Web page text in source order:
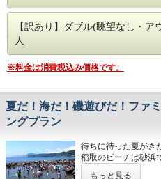
※2026年7月
(土)のご宿泊は
■ご夕食
旬の素材にこ
グ料理
題！
※夕食時間は当
動する為、詳
お問合せ下さい。
おきください。
■ご夕食
旬の素材にこだわっ
さらに、アルコール
いお時間については
（0570-036-780）
■ご朝食
和洋のバイキング
ント近くまでお車で
マイクロバス（中型
お問合せ下さい。
【訳あり】ダブル(眺望なし・ア
人
※料金は消費税込み価格です。
夏だ！海だ！磯遊びだ！ファ
ングプラン
待ちに待った夏がき
稲取のビーチは砂浜
もっと見る